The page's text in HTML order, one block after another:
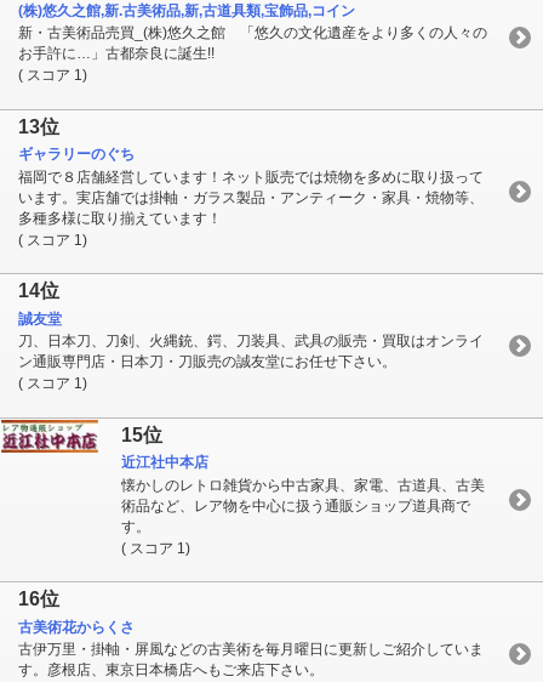
(株)悠久之館,新.古美術品,新,古道具類,宝飾品,コイン
新・古美術品売買_(株)悠久之館 「悠久の文化遺産をより多くの人々の
お手許に…」古都奈良に誕生!!
( スコア 1)
13位
ギャラリーのぐち
福岡で８店舗経営しています！ネット販売では焼物を多めに取り扱って
います。実店舗では掛軸・ガラス製品・アンティーク・家具・焼物等、
多種多様に取り揃えています！
( スコア 1)
14位
誠友堂
刀、日本刀、刀剣、火縄銃、鍔、刀装具、武具の販売・買取はオンライ
ン通販専門店・日本刀・刀販売の誠友堂にお任せ下さい。
( スコア 1)
15位
近江社中本店
懐かしのレトロ雑貨から中古家具、家電、古道具、古美
術品など、レア物を中心に扱う通販ショップ道具商で
す。
( スコア 1)
16位
古美術花からくさ
古伊万里・掛軸・屏風などの古美術を毎月曜日に更新しご紹介していま
す。彦根店、東京日本橋店へもご来店下さい。